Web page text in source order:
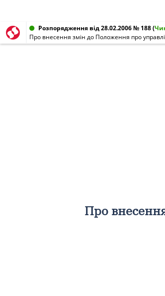
Розпорядження від 28.02.2006 № 188(
Про